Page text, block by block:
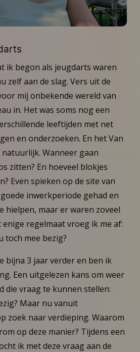
ik begon als jeugdarts waren
zelf aan de slag. Vers uit de
mij onbekende wereld van
in. Het was soms nog een
leeftijden met net
en onderzoeken. En het Van
Wanneer gaan
zitten? En hoeveel blokjes
Even spieken op de site van
inwerkperiode gehad en
hielpen, maar er waren zoveel
regelmaat vroeg ik me af:
toch mee bezig?
bijna 3 jaar verder en ben ik
Een uitgelezen kans om weer
die vraag te kunnen stellen:
Maar nu vanuit
zoek naar verdieping. Waarom
op deze manier? Tijdens een
ik met deze vraag aan de